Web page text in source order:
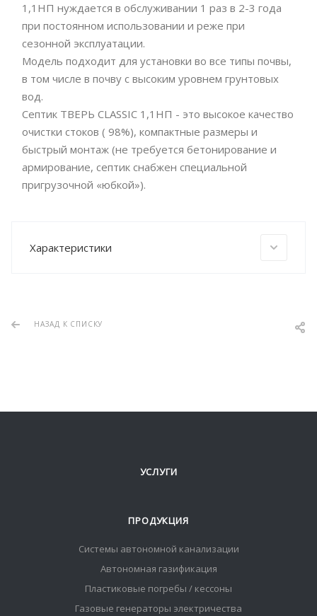
1,1НП нуждается в обслуживании 1 раз в 2-3 года
при постоянном использовании и реже при
сезонной эксплуатации.
Модель подходит для установки во все типы почвы,
в том числе в почву с высоким уровнем грунтовых
вод.
Септик ТВЕРЬ CLASSIC 1,1НП - это высокое качество
очистки стоков ( 98%), компактные размеры и
быстрый монтаж (не требуется бетонирование и
армирование, септик снабжен специальной
пригрузочной «юбкой»).
Характеристики
НАЗАД К СПИСКУ
УСЛУГИ
ПРОДУКЦИЯ
Системы автономной канализации
Автономная газификация
Пластиковые погребы / кессоны
Газовые генераторы электричества